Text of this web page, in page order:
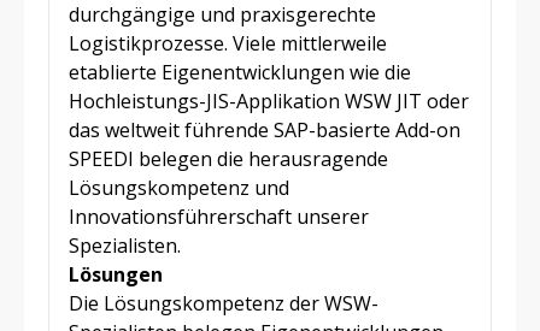
durchgängige und praxisgerechte
Logistikprozesse. Viele mittlerweile
etablierte Eigenentwicklungen wie die
Hochleistungs-JIS-Applikation WSW JIT oder
das weltweit führende SAP-basierte Add-on
SPEEDI belegen die herausragende
Lösungskompetenz und
Innovationsführerschaft unserer
Spezialisten.
Lösungen
Die Lösungskompetenz der WSW-